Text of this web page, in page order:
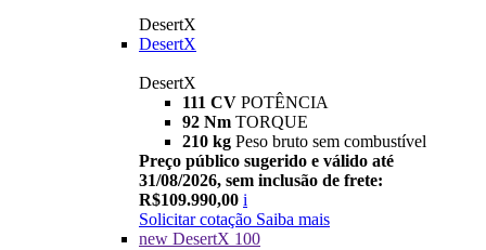
DesertX
DesertX
DesertX
111 CV POTÊNCIA
92 Nm TORQUE
210 kg Peso bruto sem combustível
Preço público sugerido e válido até
31/08/2026, sem inclusão de frete:
R$109.990,00 i
Solicitar cotação Saiba mais
new DesertX 100